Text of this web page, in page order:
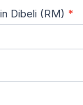
Dibeli (RM) *